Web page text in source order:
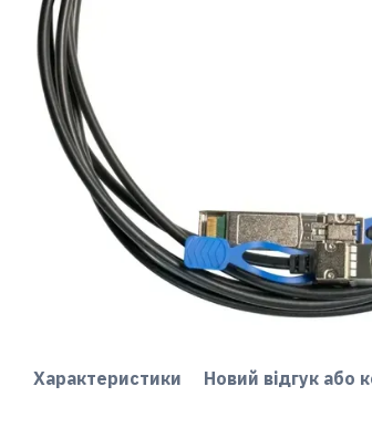
Характеристики Новий відгук або